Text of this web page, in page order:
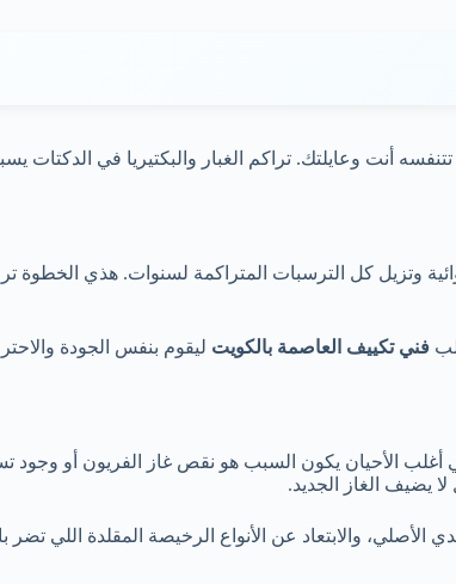
أنت وعايلتك. تراكم الغبار والبكتيريا في
وتزيل كل الترسبات المتراكمة لسنوات. هذي الخطوة
فني تكييف العاصمة بالكويت ليقوم بنفس الجودة
الأحيان يكون السبب هو نقص غاز الفريون أو
يضيف الغاز الجديد.
الأصلي، والابتعاد عن الأنواع الرخيصة المقلدة اللي